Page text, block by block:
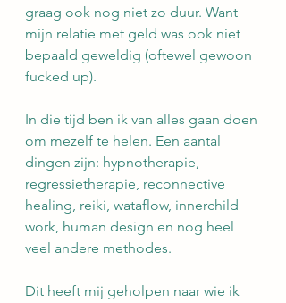
graag ook nog niet zo duur. Want
mijn relatie met geld was ook niet
bepaald geweldig (oftewel gewoon
fucked up).
In die tijd ben ik van alles gaan doen
om mezelf te helen. Een aantal
dingen zijn: hypnotherapie,
regressietherapie, reconnective
healing, reiki, wataflow, innerchild
work, human design en nog heel
veel andere methodes.
Dit heeft mij geholpen naar wie ik